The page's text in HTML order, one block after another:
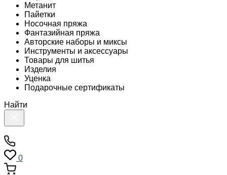
Метанит
Пайетки
Носочная пряжа
Фантазийная пряжа
Авторские наборы и миксы
Инструменты и аксессуары
Товары для шитья
Изделия
Уценка
Подарочные сертификаты
Найти
0